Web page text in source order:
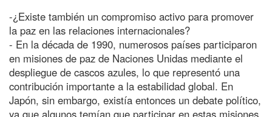
-¿Existe también un compromiso activo para promover
la paz en las relaciones internacionales?
- En la década de 1990, numerosos países participaron
en misiones de paz de Naciones Unidas mediante el
despliegue de cascos azules, lo que representó una
contribución importante a la estabilidad global. En
Japón, sin embargo, existía entonces un debate político,
ya que algunos temían que participar en estas misiones